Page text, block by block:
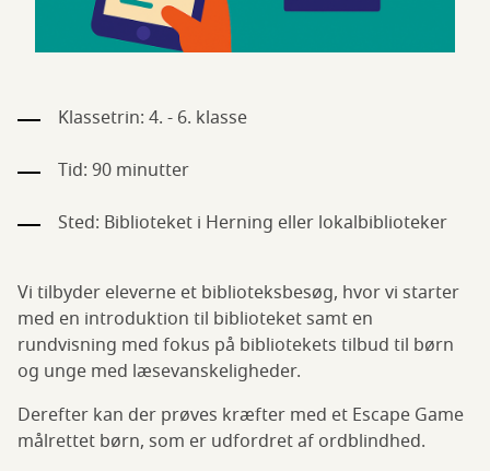
Klassetrin: 4. - 6. klasse
Tid: 90 minutter
Sted: Biblioteket i Herning eller lokalbiblioteker
Vi tilbyder eleverne et biblioteksbesøg, hvor vi starter
med en introduktion til biblioteket samt en
rundvisning med fokus på bibliotekets tilbud til børn
og unge med læsevanskeligheder.
Derefter kan der prøves kræfter med et Escape Game
målrettet børn, som er udfordret af ordblindhed.